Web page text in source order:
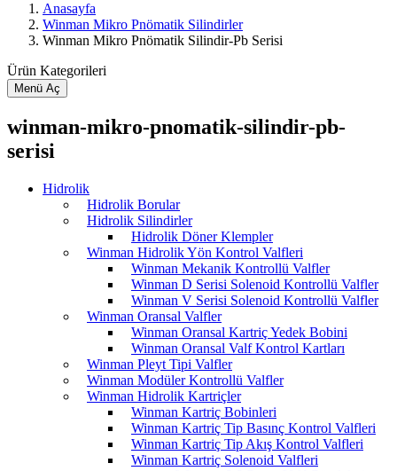
Anasayfa
Winman Mikro Pnömatik Silindirler
Winman Mikro Pnömatik Silindir-Pb Serisi
Ürün Kategorileri
Menü Aç
winman-mikro-pnomatik-silindir-pb-
serisi
Hidrolik
Hidrolik Borular
Hidrolik Silindirler
Hidrolik Döner Klempler
Winman Hidrolik Yön Kontrol Valfleri
Winman Mekanik Kontrollü Valfler
Winman D Serisi Solenoid Kontrollü Valfler
Winman V Serisi Solenoid Kontrollü Valfler
Winman Oransal Valfler
Winman Oransal Kartriç Yedek Bobini
Winman Oransal Valf Kontrol Kartları
Winman Pleyt Tipi Valfler
Winman Modüler Kontrollü Valfler
Winman Hidrolik Kartriçler
Winman Kartriç Bobinleri
Winman Kartriç Tip Basınç Kontrol Valfleri
Winman Kartriç Tip Akış Kontrol Valfleri
Winman Kartriç Solenoid Valfleri